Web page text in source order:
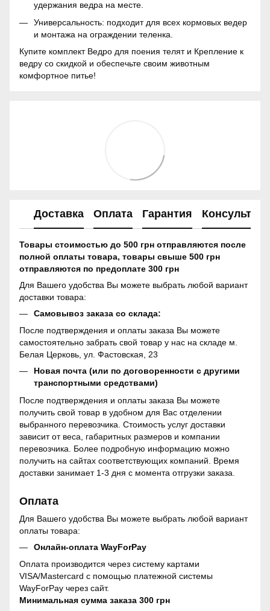
удержания ведра на месте.
Универсальность: подходит для всех кормовых ведер
и монтажа на ограждении теленка.
Купите комплект Ведро для поения телят и Крепление к
ведру со скидкой и обеспечьте своим животным
комфортное питье!
Доставка Оплата Гарантия
Товары стоимостью до 500 грн отправляются после
полной оплаты товара, товары свыше 500 грн
отправляются по предоплате 300 грн
Для Вашего удобства Вы можете выбрать любой вариант
доставки товара:
Самовывоз заказа со склада:
После подтверждения и оплаты заказа Вы можете
самостоятельно забрать свой товар у нас на складе м.
Белая Церковь, ул. Фастовская, 23
Новая почта (или по договоренности с другими
транспортными средствами)
После подтверждения и оплаты заказа Вы можете
получить свой товар в удобном для Вас отделении
выбранного перевозчика. Стоимость услуг доставки
зависит от веса, габаритных размеров и компании
перевозчика. Более подробную информацию можно
получить на сайтах соответствующих компаний. Время
доставки занимает 1-3 дня с момента отгрузки заказа.
Оплата
Для Вашего удобства Вы можете выбрать любой вариант
оплаты товара:
Онлайн-оплата WayForPay
Оплата производится через систему картами
VISA/Mastercard с помощью платежной системы
WayForPay через сайт.
Минимальная сумма заказа 300 грн